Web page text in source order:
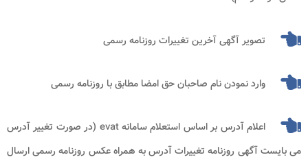
تصویر آگهی آخرین تغییرات روزنامه رسمی
وارد نمودن نام صاحبان حق امضا مطابق با روزنامه رسمی
اعلام آدرس بر اساس استعلام سامانهevat (در صورت تغییر آدرس
می بایست آگهی روزنامه تغییرات آدرس به همراه عکس روزنامه رسمی ارسال